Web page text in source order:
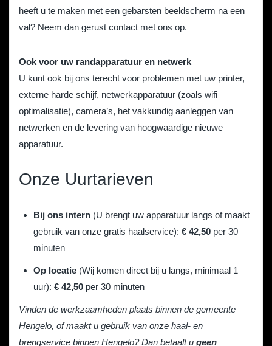
heeft u te maken met een gebarsten beeldscherm na een
val? Neem dan gerust contact met ons op.
Ook voor uw randapparatuur en netwerk
U kunt ook bij ons terecht voor problemen met uw printer,
externe harde schijf, netwerkapparatuur (zoals wifi
optimalisatie), camera’s, het vakkundig aanleggen van
netwerken en de levering van hoogwaardige nieuwe
apparatuur.
Onze Uurtarieven
Bij ons intern (U brengt uw apparatuur langs of maakt
gebruik van onze gratis haalservice): € 42,50 per 30
minuten
Op locatie (Wij komen direct bij u langs, minimaal 1
uur): € 42,50 per 30 minuten
Vinden de werkzaamheden plaats binnen de gemeente
Hengelo, of maakt u gebruik van onze haal- en
brengservice binnen Hengelo? Dan betaalt u geen